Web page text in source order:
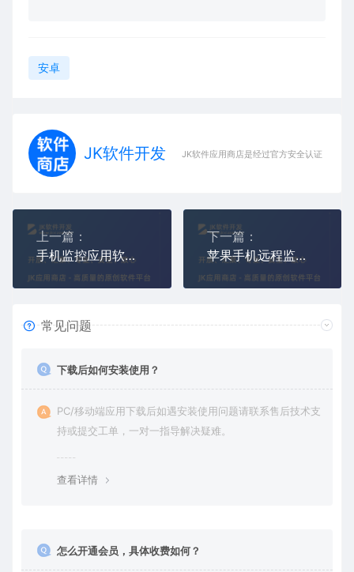
安卓
JK软件开发 JK软件应用商店是经过官方安全认证，保障
上一篇：
手机监控应用软件远程植入安装(不用经过对方同意授权)
下一篇：
苹果手机远程监控另一个苹果手机实时同屏监视
常见问题
下载后如何安装使用？
PC/移动端应用下载后如遇安装使用问题请联系售后技术支
持或提交工单，一对一指导解决疑难。
查看详情
怎么开通会员，具体收费如何？